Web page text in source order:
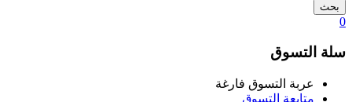
بحث
0
سلة التسوق
عربة التسوق فارغة
متابعة التسوق